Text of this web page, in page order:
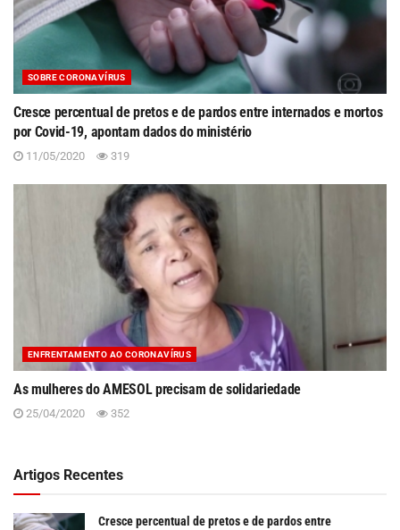
SOBRE CORONAVÍRUS
Cresce percentual de pretos e de pardos entre internados e mortos
por Covid-19, apontam dados do ministério
11/05/2020 319
ENFRENTAMENTO AO CORONAVÍRUS
As mulheres do AMESOL precisam de solidariedade
25/04/2020 352
Artigos Recentes
Cresce percentual de pretos e de pardos entre